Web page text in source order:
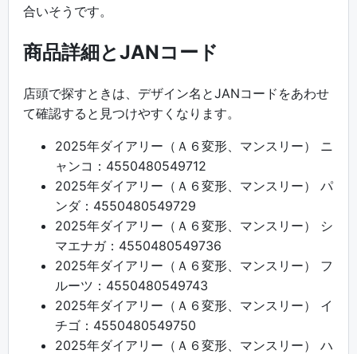
合いそうです。
商品詳細とJANコード
店頭で探すときは、デザイン名とJANコードをあわせ
て確認すると見つけやすくなります。
2025年ダイアリー（Ａ６変形、マンスリー） ニ
ャンコ：4550480549712
2025年ダイアリー（Ａ６変形、マンスリー） パ
ンダ：4550480549729
2025年ダイアリー（Ａ６変形、マンスリー） シ
マエナガ：4550480549736
2025年ダイアリー（Ａ６変形、マンスリー） フ
ルーツ：4550480549743
2025年ダイアリー（Ａ６変形、マンスリー） イ
チゴ：4550480549750
2025年ダイアリー（Ａ６変形、マンスリー） ハ